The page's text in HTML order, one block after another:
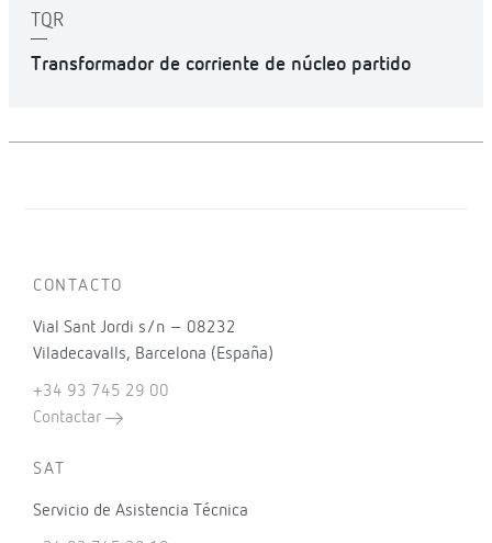
TQR
Transformador de corriente de núcleo partido
CONTACTO
Vial Sant Jordi s/n – 08232
Viladecavalls, Barcelona (España)
+34 93 745 29 00
Contactar
SAT
Servicio de Asistencia Técnica